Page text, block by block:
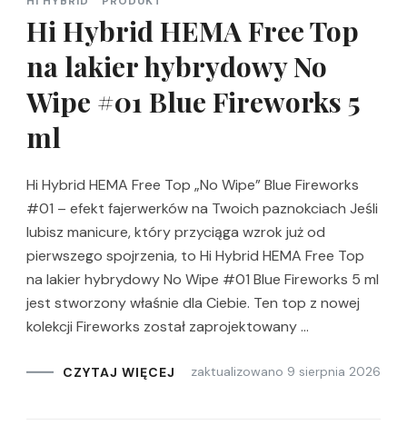
Hi Hybrid HEMA Free Top
na lakier hybrydowy No
Wipe #01 Blue Fireworks 5
ml
Hi Hybrid HEMA Free Top „No Wipe” Blue Fireworks
#01 – efekt fajerwerków na Twoich paznokciach Jeśli
lubisz manicure, który przyciąga wzrok już od
pierwszego spojrzenia, to Hi Hybrid HEMA Free Top
na lakier hybrydowy No Wipe #01 Blue Fireworks 5 ml
jest stworzony właśnie dla Ciebie. Ten top z nowej
kolekcji Fireworks został zaprojektowany …
CZYTAJ WIĘCEJ zaktualizowano 9 sierpnia 2026